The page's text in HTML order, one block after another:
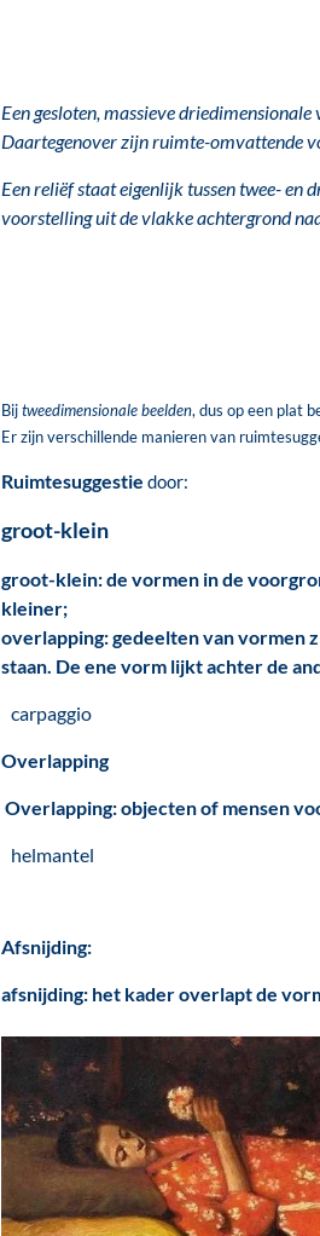
Een gesloten, massieve
Daartegenover zijn ruimte-omvattende
Een reliëf staat eigenlijk tussen twee- en
voorstelling uit de vlakke achtergrond
Bijtweedimensionale beelden, dus op een plat
Er zijn verschillende manieren van
Ruimtesuggestie door:
groot-klein
groot-klein: de vormen in de
kleiner;
overlapping: gedeelten van vormen
staan. De ene vorm lijkt achter de
carpaggio
Overlapping
Overlapping: objecten of mensen
helmantel
Afsnijding:
afsnijding: het kader overlapt de